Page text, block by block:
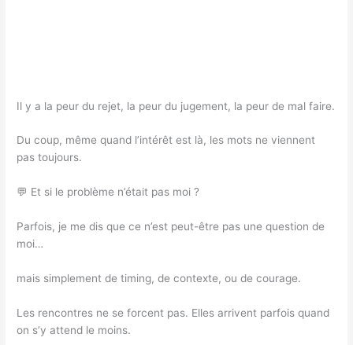
Il y a la peur du rejet, la peur du jugement, la peur de mal faire.
Du coup, même quand l’intérêt est là, les mots ne viennent
pas toujours.
💬 Et si le problème n’était pas moi ?
Parfois, je me dis que ce n’est peut-être pas une question de
moi…
mais simplement de timing, de contexte, ou de courage.
Les rencontres ne se forcent pas. Elles arrivent parfois quand
on s’y attend le moins.